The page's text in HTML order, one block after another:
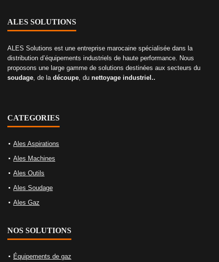
ALES SOLUTIONS
ALES Solutions est une entreprise marocaine spécialisée dans la
distribution d’équipements industriels de haute performance. Nous
proposons une large gamme de solutions destinées aux secteurs du
soudage , de la découpe , du nettoyage industriel..
CATEGORIES
Ales Aspirations
Ales Machines
Ales Outils
Ales Soudage
Ales Gaz
NOS SOLUTIONS
Équipements de gaz